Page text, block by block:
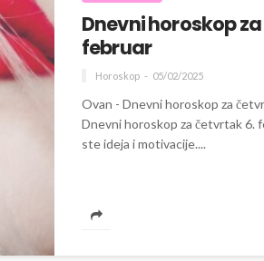
Dnevni horoskop
februar
Horoskop 05/02/2025
Ovan - Dnevni horoskop za
Dnevni horoskop za četvrtak 6.
ste ideja i motivacije....